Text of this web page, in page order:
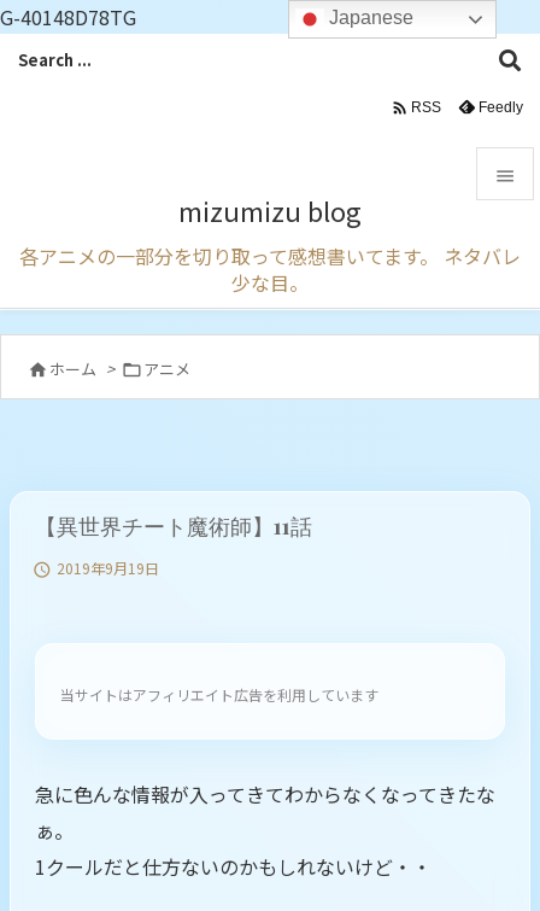
G-40148D78TG
mizumizu blog
各アニメの一部分を切り取って感想書いてます。 ネタバレ
少な目。

メニュ
前へ
 RSS Feedly
 ホーム > アニメ
【異世界チート魔術師】11話
 2019年9月19日
当サイトはアフィリエイト広告を利用しています
急に色んな情報が入ってきてわからなくなってきたな
ぁ。
1クールだと仕方ないのかもしれないけど・・
Japanese